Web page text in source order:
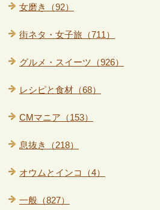
女磨き（92）
街ネタ・女子旅（711）
グルメ・スイーツ（926）
レシピと食材（68）
CMマニア（153）
息抜き（218）
オウムとインコ（4）
一般（827）